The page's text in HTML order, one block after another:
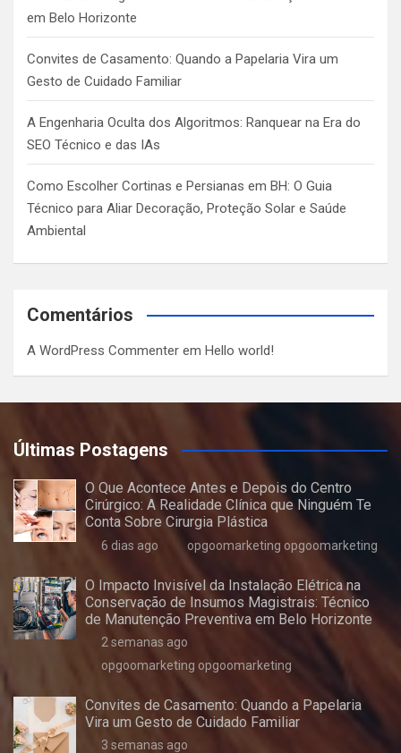
em Belo Horizonte
Convites de Casamento: Quando a Papelaria Vira um
Gesto de Cuidado Familiar
A Engenharia Oculta dos Algoritmos: Ranquear na Era do
SEO Técnico e das IAs
Como Escolher Cortinas e Persianas em BH: O Guia
Técnico para Aliar Decoração, Proteção Solar e Saúde
Ambiental
Comentários
A WordPress Commenter em Hello world!
Últimas Postagens
O Que Acontece Antes e Depois do Centro
Cirúrgico: A Realidade Clínica que Ninguém Te
Conta Sobre Cirurgia Plástica
6 dias ago opgoomarketing opgoomarketing
O Impacto Invisível da Instalação Elétrica na
Conservação de Insumos Magistrais: Técnico
de Manutenção Preventiva em Belo Horizonte
2 semanas ago
opgoomarketing opgoomarketing
Convites de Casamento: Quando a Papelaria
Vira um Gesto de Cuidado Familiar
3 semanas ago